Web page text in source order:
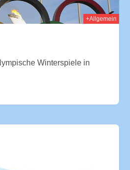
+Allgemein
Winterspiele in